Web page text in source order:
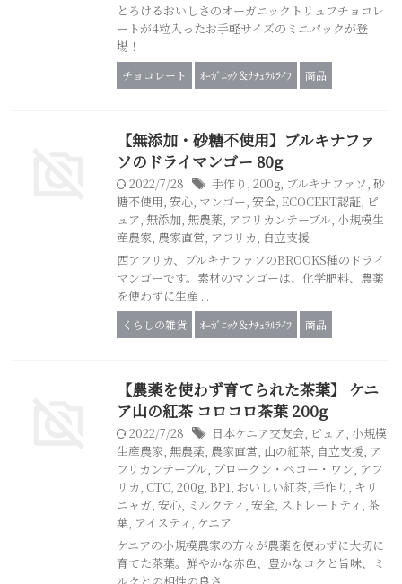
とろけるおいしさのオーガニックトリュフチョコレ
ートが4粒入ったお手軽サイズのミニパックが登
場！
チョコレート ｵｰｶﾞﾆｯｸ＆ﾅﾁｭﾗﾙﾗｲﾌ 商品
【無添加・砂糖不使用】ブルキナファ
ソのドライマンゴー 80g
2022/7/28 手作り , 200g, ブルキナファソ, 砂
糖不使用, 安心, マンゴー, 安全, ECOCERT認証, ピ
ュア, 無添加, 無農薬, アフリカンテーブル, 小規模生
産農家, 農家直営, アフリカ, 自立支援
西アフリカ、ブルキナファソのBROOKS種のドライ
マンゴーです。素材のマンゴーは、化学肥料、農薬
を使わずに生産 ...
くらしの雑貨 ｵｰｶﾞﾆｯｸ＆ﾅﾁｭﾗﾙﾗｲﾌ 商品
【農薬を使わず育てられた茶葉】 ケニ
ア山の紅茶 コロコロ茶葉 200g
2022/7/28 日本ケニア交友会, ピュア, 小規模
生産農家, 無農薬, 農家直営, 山の紅茶, 自立支援, ア
フリカンテーブル, ブロークン・ペコー・ワン, アフ
リカ, CTC, 200g, BP1, おいしい紅茶, 手作り , キリ
ニャガ, 安心, ミルクティ , 安全, ストレートティ , 茶
葉, アイスティ , ケニア
ケニアの小規模農家の方々が農薬を使わずに大切に
育てた茶葉。鮮やかな赤色、豊かなコクと旨味、ミ